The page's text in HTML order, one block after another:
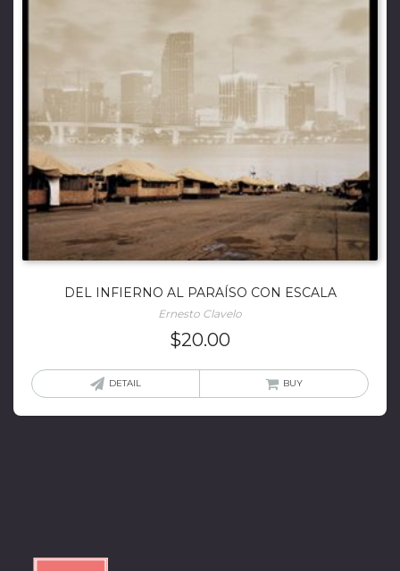
DEL INFIERNO AL PARAÍSO CON ESCALA
Ernesto Clavelo
$20.00
DETAIL BUY